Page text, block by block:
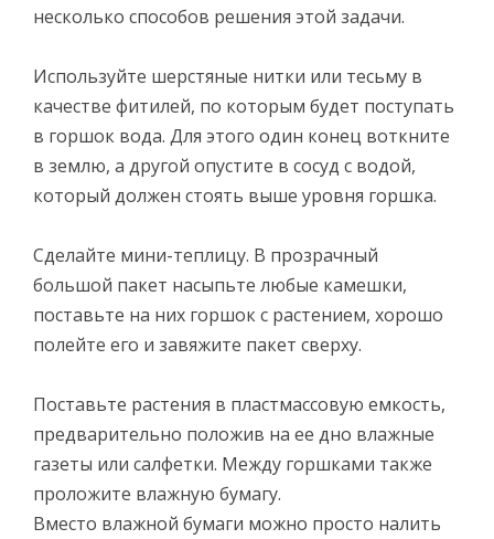
несколько способов решения этой задачи.
Используйте шерстяные нитки или тесьму в
качестве фитилей, по которым будет поступать
в горшок вода. Для этого один конец воткните
в землю, а другой опустите в сосуд с водой,
который должен стоять выше уровня горшка.
Сделайте мини-теплицу. В прозрачный
большой пакет насыпьте любые камешки,
поставьте на них горшок с растением, хорошо
полейте его и завяжите пакет сверху.
Поставьте растения в пластмассовую емкость,
предварительно положив на ее дно влажные
газеты или салфетки. Между горшками также
проложите влажную бумагу.
Вместо влажной бумаги можно просто налить